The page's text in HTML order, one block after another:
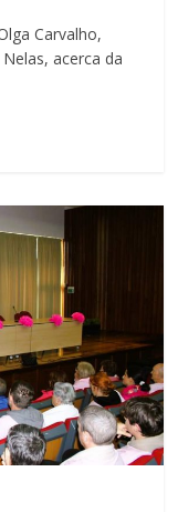
Carvalho,
acerca da